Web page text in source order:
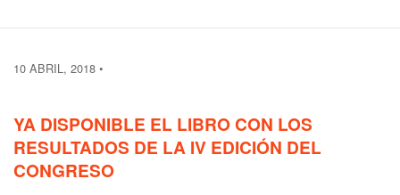
10 ABRIL, 2018
YA DISPONIBLE EL LIBRO CON LOS
RESULTADOS DE LA IV EDICIÓN DEL
CONGRESO